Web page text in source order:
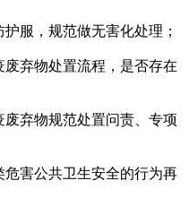
服，规范做无害化处理；
废弃物处置流程，是否存在
弃物规范处置问责、专项
危害公共卫生安全的行为再